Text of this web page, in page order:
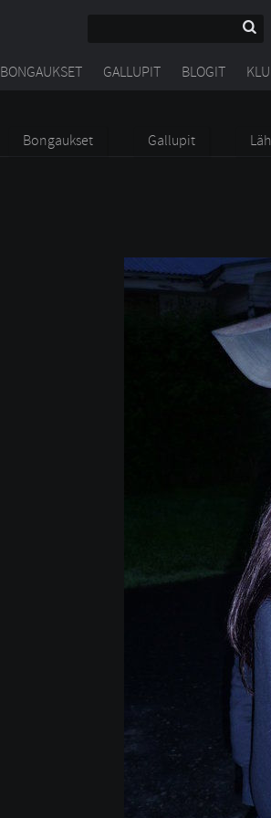
BONGAUKSET GALLUPIT BLOGIT
Bongaukset Gallupit